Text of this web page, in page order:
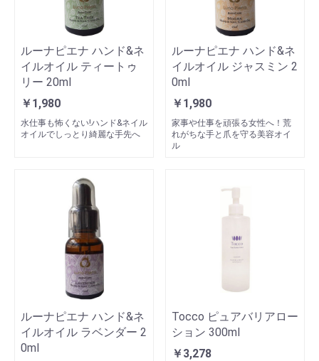
ルーナピエナ ハンド&ネ
イルオイル ティートゥ
リー 20ml
￥1,980
水仕事も怖くない!ハンド&ネイル
オイルでしっとり綺麗な手先へ
ルーナピエナ ハンド&ネ
イルオイル ジャスミン 2
0ml
￥1,980
家事や仕事を頑張る女性へ！荒
れがちな手と爪を守る美容オイ
ル
ルーナピエナ ハンド&ネ
イルオイル ラベンダー 2
0ml
Tocco ピュアバリアロー
ション 300ml
￥3,278